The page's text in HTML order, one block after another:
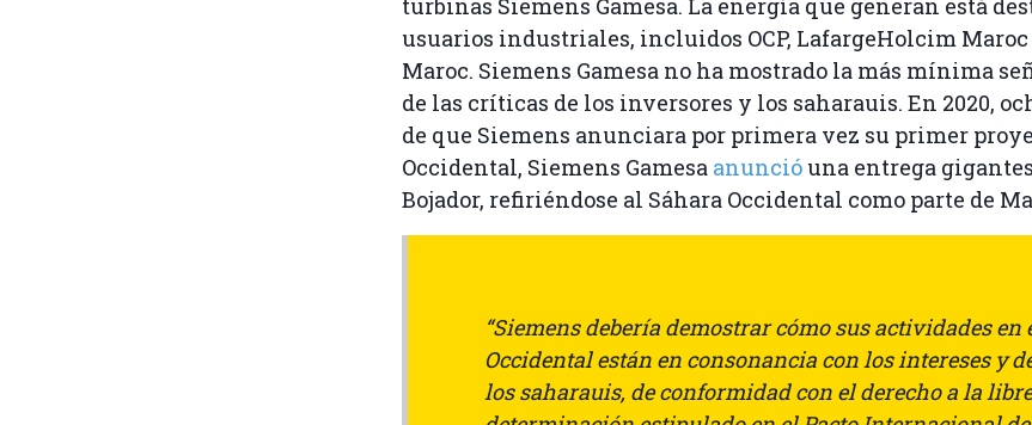
usuarios industriales, incluidos OCP, LafargeHolcim
Maroc. Siemens Gamesa no ha mostrado la más mínima
de las críticas de los inversores y los saharauis. En 2020,
de que Siemens anunciara por primera vez su primer
Occidental, Siemens Gamesa anunció una entrega
Bojador, refiriéndose al Sáhara Occidental como parte de
“Siemens debería demostrar cómo sus actividades en
Occidental están en consonancia con los intereses y
los saharauis, de conformidad con el derecho a la libre